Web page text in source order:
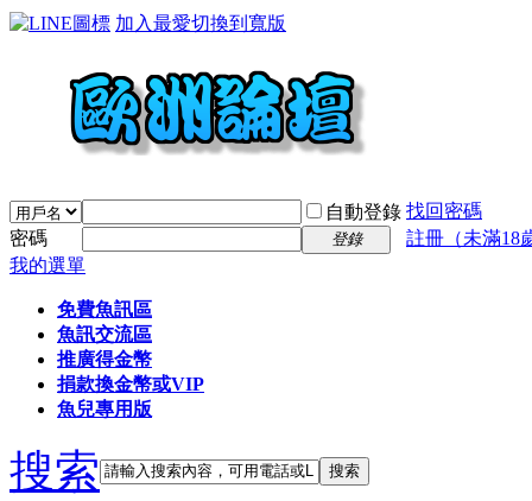
加入最愛切換到寬版
自動登錄 找回密碼
密碼
登錄
註冊（未滿18
我的選單
免費魚訊區
魚訊交流區
推廣得金幣
捐款換金幣或VIP
魚兒專用版
搜索 搜索